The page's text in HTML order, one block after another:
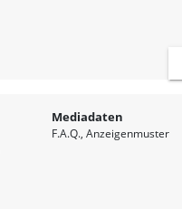
Mediadaten
F.A.Q. Anzeigenmuster